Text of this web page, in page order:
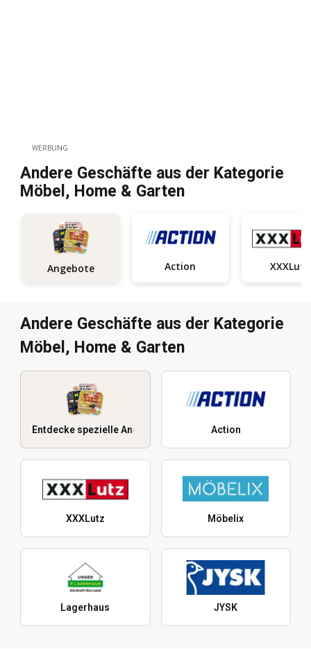
WERBUNG
Andere Geschäfte aus der Kategorie
Möbel, Home & Garten
Angebote Action XXXLutz
Andere Geschäfte aus der Kategorie
Möbel, Home & Garten
Entdecke spezielle Angebote Action
XXXLutz Möbelix
Lagerhaus JYSK